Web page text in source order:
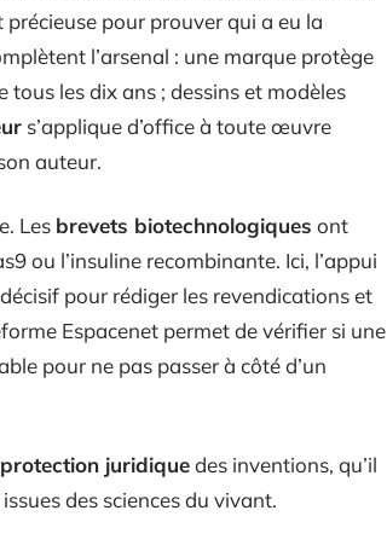
pour prouver qui a eu la
l’arsenal : une marque protège
tous les dix ans ; dessins et modèles
s’applique d’office à toute œuvre
auteur.
Les brevets biotechnologiques ont
ou l’insuline recombinante. Ici, l’appui
pour rédiger les revendications et
Espacenet permet de vérifier si une
pour ne pas passer à côté d’un
protection juridiquedes inventions, qu’il
des sciences du vivant.